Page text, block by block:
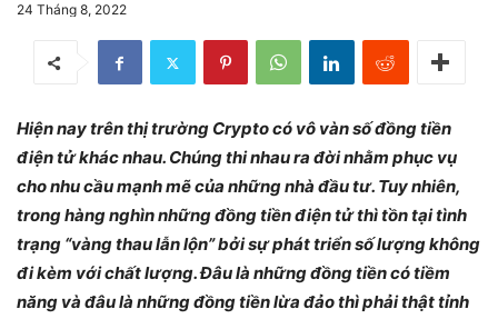
24 Tháng 8, 2022
Hiện nay trên thị trường Crypto có vô vàn số đồng tiền
điện tử khác nhau. Chúng thi nhau ra đời nhằm phục vụ
cho nhu cầu mạnh mẽ của những nhà đầu tư. Tuy nhiên,
trong hàng nghìn những đồng tiền điện tử thì tồn tại tình
trạng “vàng thau lẫn lộn” bởi sự phát triển số lượng không
đi kèm với chất lượng. Đâu là những đồng tiền có tiềm
năng và đâu là những đồng tiền lừa đảo thì phải thật tỉnh